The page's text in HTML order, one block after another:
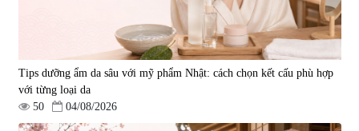
Tips dưỡng ẩm da sâu với mỹ phẩm Nhật: cách chọn kết cấu phù hợp
với từng loại da
50
04/08/2026